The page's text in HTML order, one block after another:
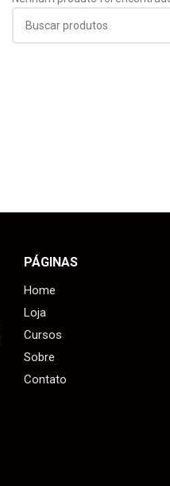
PÁGINAS
Home
Loja
Cursos
Sobre
Contato